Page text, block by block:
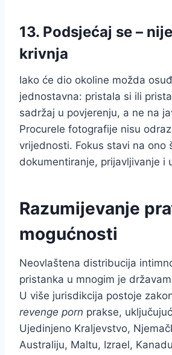
13. Podsjećaj se –
krivnja
Iako će dio okoline možda
jednostavna: pristala si ili
sadržaj u povjerenju, a ne na
Procurele fotografije nisu
vrijednosti. Fokus stavi na ono
dokumentiranje, prijavljivanje i
Razumijevanje
mogućnosti
Neovlaštena distribucija
pristanka u mnogim je
U više jurisdikcija postoje
revenge porn prakse,
Ujedinjeno Kraljevstvo,
Australiju, Maltu, Izrael,